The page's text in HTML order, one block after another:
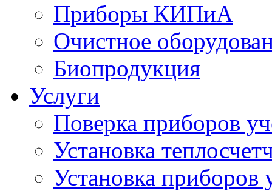
Приборы КИПиА
Очистное
Биопродукция
Услуги
Поверка приборов
Установка
Установка приборов